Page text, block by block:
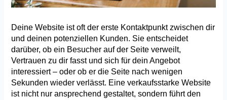
Deine Website ist oft der erste Kontaktpunkt zwischen dir
und deinen potenziellen Kunden. Sie entscheidet
darüber, ob ein Besucher auf der Seite verweilt,
Vertrauen zu dir fasst und sich für dein Angebot
interessiert – oder ob er die Seite nach wenigen
Sekunden wieder verlässt. Eine verkaufsstarke Website
ist nicht nur ansprechend gestaltet, sondern führt den